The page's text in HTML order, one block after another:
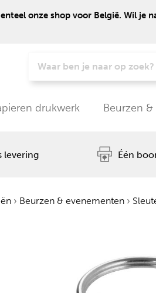
onze shop voor België. Wil je
drukwerk Beurzen
levering Één
› Beurzen & evenementen ›